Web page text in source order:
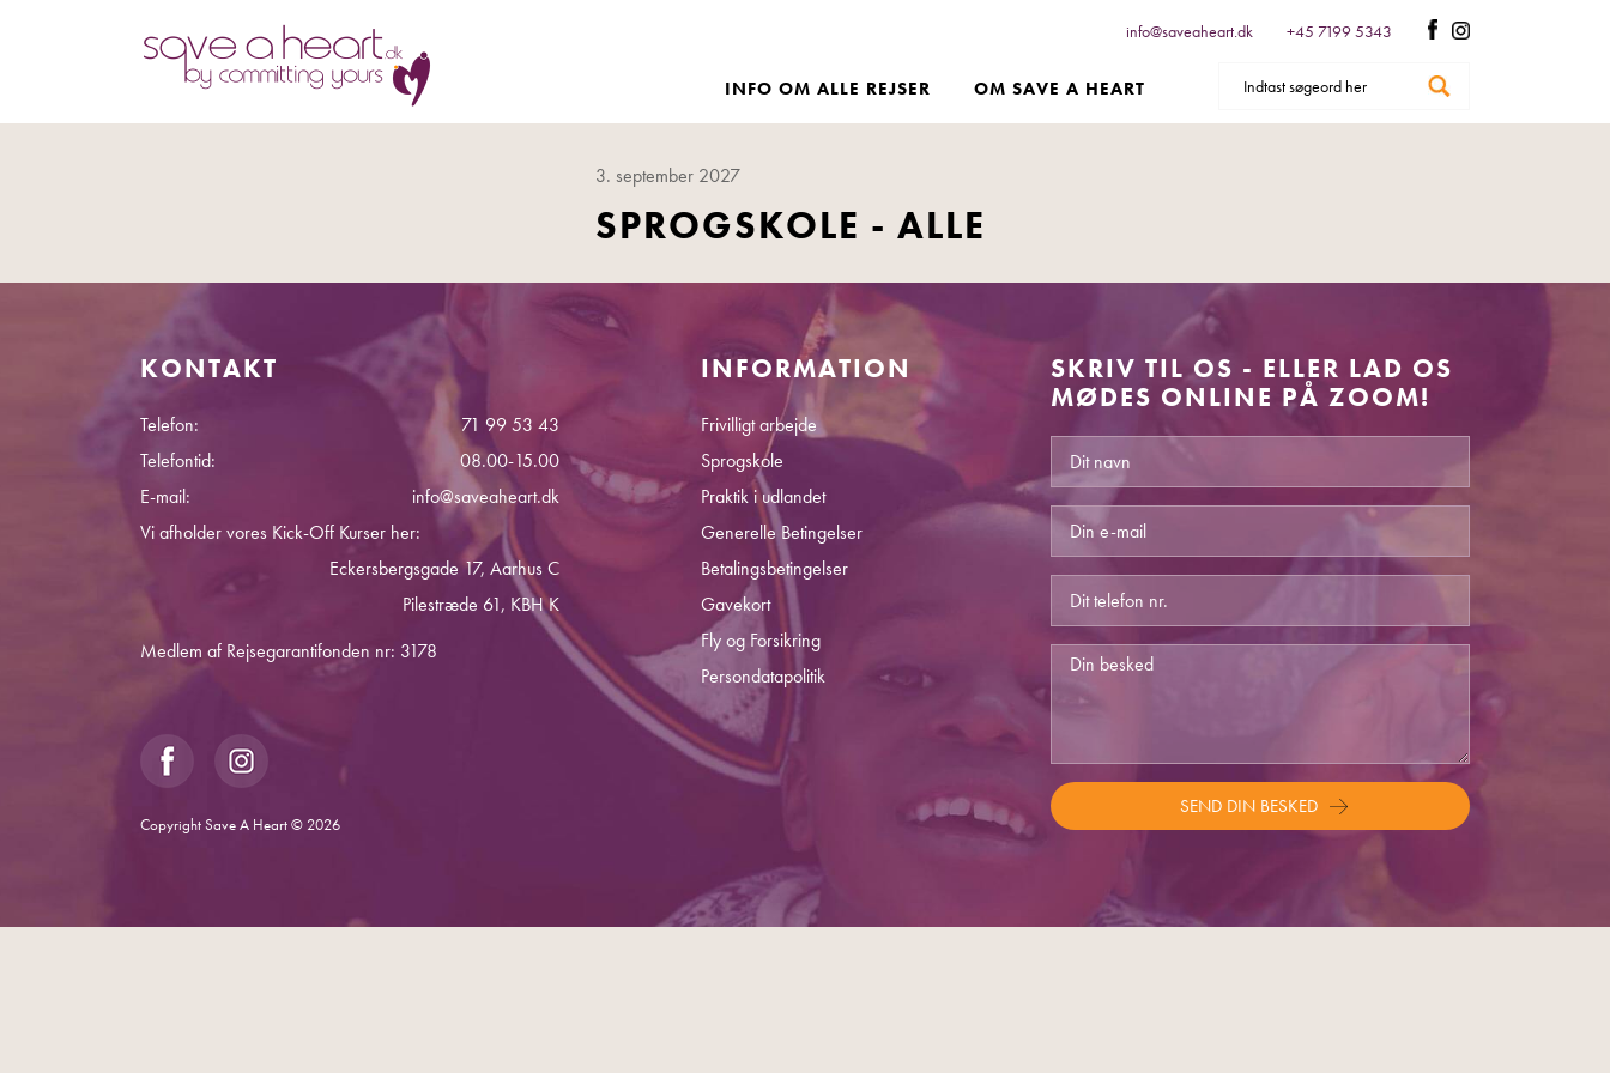
info@saveaheart.dk +45 7199 5343
INFO OM ALLE REJSER OM SAVE A HEART
3. september 2027
SPROGSKOLE - ALLE
KONTAKT
Telefon:
71 99 53 43
Telefontid:
08.00-15.00
E-mail:
info@saveaheart.dk
Vi afholder vores Kick-Off Kurser her:
Eckersbergsgade 17, Aarhus C
Pilestræde 61, KBH K
Medlem af Rejsegarantifonden nr: 3178
INFORMATION
Frivilligt arbejde
Sprogskole
Praktik i udlandet
Generelle Betingelser
Betalingsbetingelser
Gavekort
Fly og Forsikring
Persondatapolitik
SKRIV TIL OS - ELLER LAD OS
MØDES ONLINE PÅ ZOOM!
SEND DIN BESKED
Copyright Save A Heart © 2026